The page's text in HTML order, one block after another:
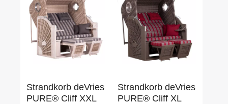
Strandkorb deVries
PURE® Cliff XXL
Strandkorb deVries
PURE® Cliff XL